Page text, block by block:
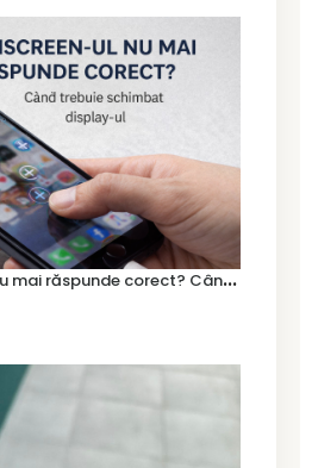
T
ouchscreen-ul nu mai răspunde corect? Când trebuie schimbat display-ul